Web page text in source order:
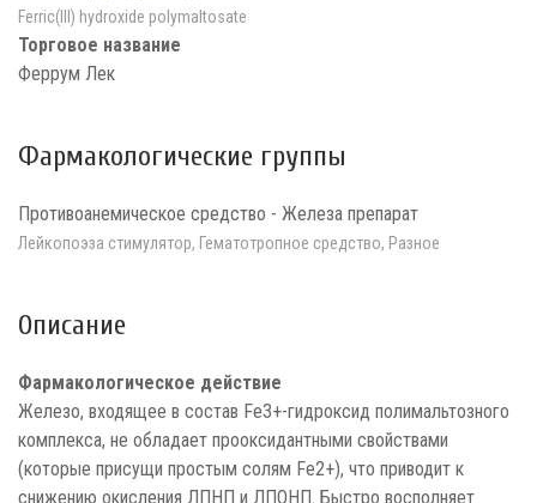
Ferric(III) hydroxide polymaltosate
Торговое название
Феррум Лек
Фармакологические группы
Противоанемическое средство - Железа препарат
Лейкопоэза стимулятор, Гематотропное средство, Разное
Описание
Фармакологическое действие
Железо, входящее в состав Fe3+-гидроксид полимальтозного
комплекса, не обладает прооксидантными свойствами
(которые присущи простым солям Fe2+), что приводит к
снижению окисления ЛПНП и ЛПОНП. Быстро восполняет